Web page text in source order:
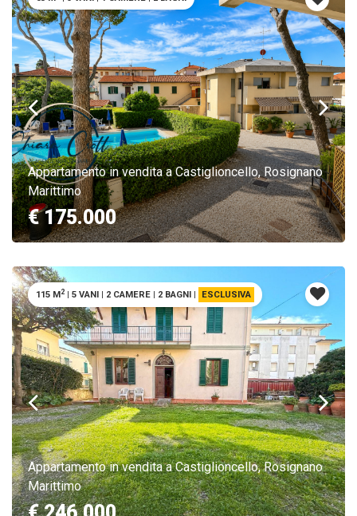
Appartamento in vendita a Castiglioncello, Rosignano
Marittimo
€ 175.000
Appartamento in vendita a Castiglioncello, Rosignano
Marittimo
115 M2 | 5 VANI | 2 CAMERE | 2 BAGNI | ESCLUSIVA